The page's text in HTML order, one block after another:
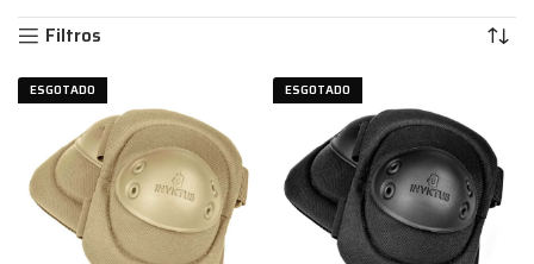
Filtros
ESGOTADO ESGOTADO